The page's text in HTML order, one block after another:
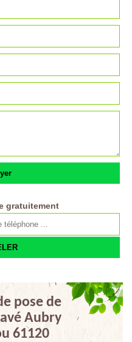
gratuitement
pose de
Aubry
61120